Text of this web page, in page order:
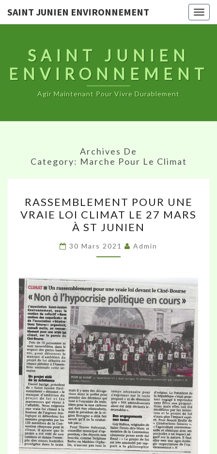
SAINT JUNIEN ENVIRONNEMENT
SAINT JUNIEN
ENVIRONNEMENT
Agir Maintenant Pour Vivre Durablement
Archives De
Category: Marche Pour Le Climat
POUR
UNE
VRAIE
LOI
CLIMAT
27
MARS
À
ST
JUNIEN
RASSEMBLEMENT POUR UNE
VRAIE LOI CLIMAT LE 27 MARS
À ST JUNIEN
30 Mars 2021 Admin